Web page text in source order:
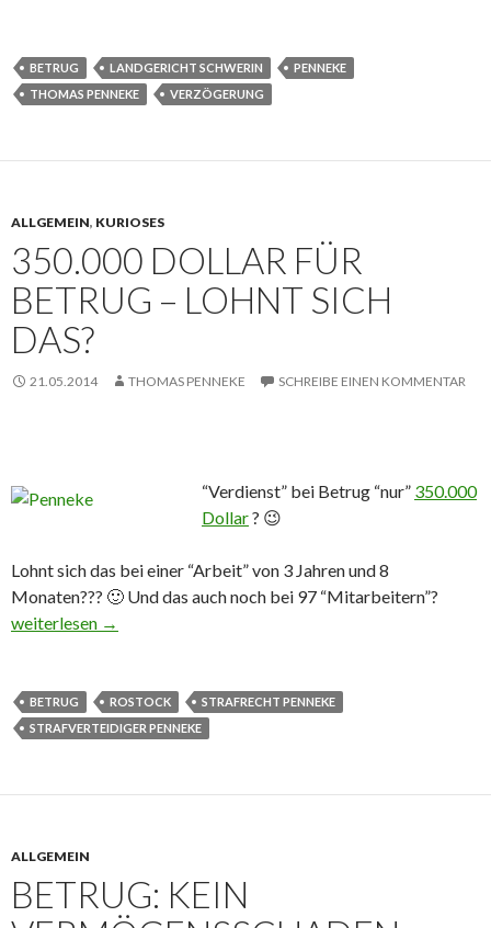
BETRUG LANDGERICHT SCHWERIN
PENNEKE
THOMAS PENNEKE
VERZÖGERUNG
ALLGEMEIN, KURIOSES
350.000 DOLLAR FÜR
BETRUG – LOHNT SICH
DAS?
21.05.2014 THOMAS PENNEKE SCHREIBE EINEN KOMMENTAR
“Verdienst” bei Betrug “nur” 350.000
Dollar? 😉
Lohnt sich das bei einer “Arbeit” von 3 Jahren und 8
Monaten??? 🙂 Und das auch noch bei 97 “Mitarbeitern”?
350.000 Dollar für Betrug – Lohnt sich das?
weiterlesen →
BETRUG ROSTOCK
STRAFRECHT PENNEKE
STRAFVERTEIDIGER PENNEKE
ALLGEMEIN
BETRUG: KEIN